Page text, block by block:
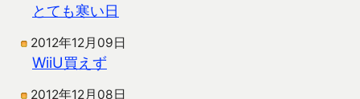
とても寒い日
2012年12月09日
WiiU買えず
2012年12月08日